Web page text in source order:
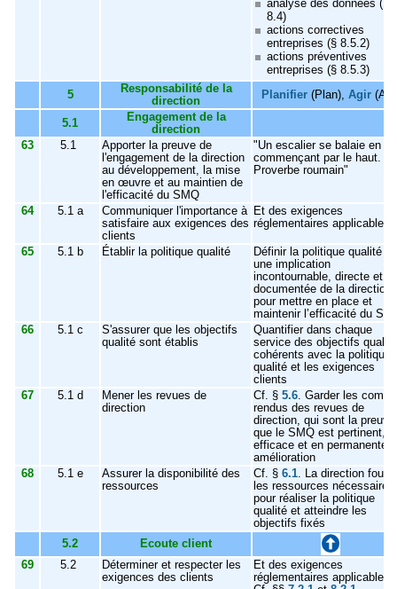
analyse des données (§
8.4)
actions correctives
entreprises (§ 8.5.2)
actions préventives
entreprises (§ 8.5.3)
5
Responsabilité de la
direction
Planifier (Plan), Agir
5.1
Engagement de la
direction
63
5.1
Apporter la preuve de
l'engagement de la direction
au développement, la mise
en œuvre et au maintien de
l'efficacité du SMQ
"Un escalier se balaie en
commençant par le haut.
Proverbe roumain"
64 5.1 a
Communiquer l'importance à
satisfaire aux exigences des
clients
Et des exigences
réglementaires applicables
65 5.1 b Établir la politique qualité
Définir la politique qualité
une implication
incontournable, directe et
documentée de la direction
pour mettre en place et
maintenir l’efficacité du
66
5.1 c
S'assurer que les objectifs
qualité sont établis
Quantifier dans chaque
service des objectifs qualité
cohérents avec la politique
qualité et les exigences
clients
67
5.1 d
Mener les revues de
direction
Cf. § 5.6. Garder les
rendus des revues de
direction, qui sont la preuve
que le SMQ est pertinent,
efficace et en permanente
amélioration
68
5.1 e
Assurer la disponibilité des
ressources
Cf. § 6.1. La direction
les ressources nécessaires
pour réaliser la politique
qualité et atteindre les
objectifs fixés
5.2
Ecoute client
69
5.2
Déterminer et respecter les
exigences des clients
Et des exigences
réglementaires applicables.